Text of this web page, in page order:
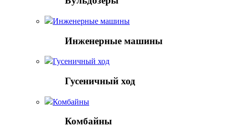
Инженерные машины
Инженерные машины
Гусеничный ход
Гусеничный ход
Комбайны
Комбайны